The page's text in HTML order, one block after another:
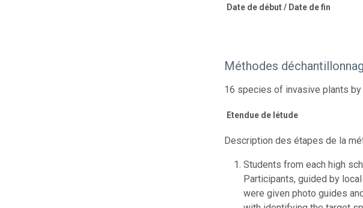
Date de début / Date de fin
Méthodes
16 species of invasive plants by
Etendue de létude
Description des étapes de la
Students from each high
Participants, guided by
were given photo guides